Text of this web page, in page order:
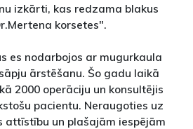
izkārti, kas redzama blakus
korsetes".
es nodarbojos ar mugurkaula
ārstēšanu. Šo gadu laikā
2000 operāciju un konsultējis
pacientu. Neraugoties uz
attīstību un plašajām iespējām